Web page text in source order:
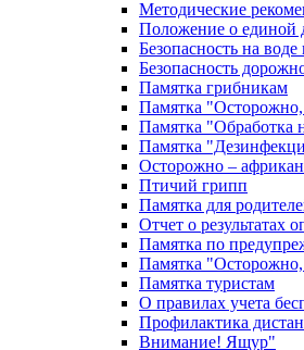
Методические
Положение о единой
Безопасность на
Безопасность
Памятка грибникам
Памятка "Осторожно,
Памятка "Обработка
Памятка
Осторожно –
Птичий грипп
Памятка для
Отчет о результатах
Памятка по
Памятка
Памятка туристам
О правилах учета
Профилактика
Внимание! Ящур"